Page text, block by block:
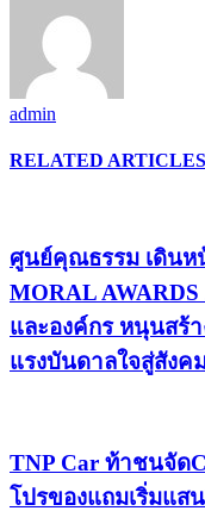
admin
RELATED ARTICLES
ศูนย์คุณธรรม เดินห
MORAL
และองค์กร หนุนสร้
แรงบันดาลใจสู่สังค
TNP Car ท้าชนจัด
โปรของแถมเริ่มแส